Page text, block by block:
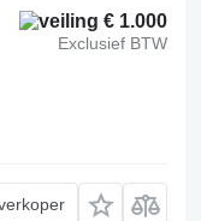
€ 1.000
Exclusief BTW